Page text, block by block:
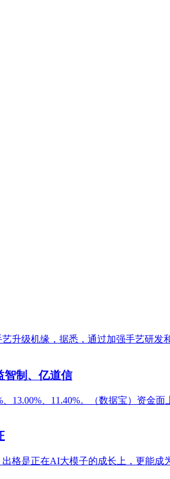
升级机缘，据悉，通过加强手艺研
智制、亿道信
13.00%、11.40%。（数据宝）资金
格是正在AI大模子的成长上，更能